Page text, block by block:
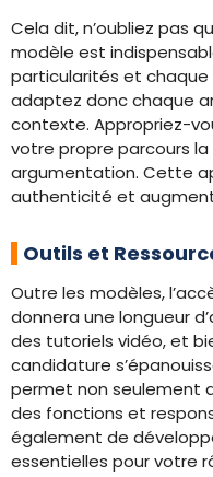
Cela dit, n’oubliez pas
modèle est
particularités et
adaptez donc chaque
contexte. Appropriez-
votre propre parcours
argumentation. Cette
authenticité et
Outils et
Outre les modèles,
donnera une longueur
des tutoriels vidéo, et
candidature
permet non seulement
des fonctions et
également de
essentielles pour votre